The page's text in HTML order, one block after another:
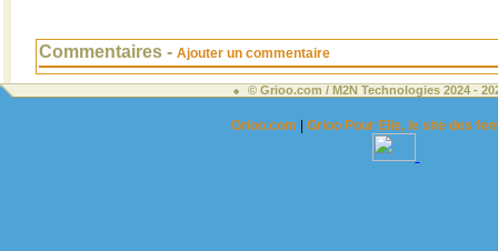
Commentaires - Ajouter un commentaire
© Grioo.com / M2N Technologies 2024 -
Grioo.com |Grioo Pour Elle, le site des